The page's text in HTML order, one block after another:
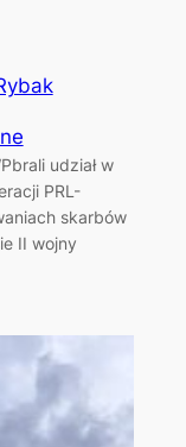
udział w
PRL-
skarbów
II wojny